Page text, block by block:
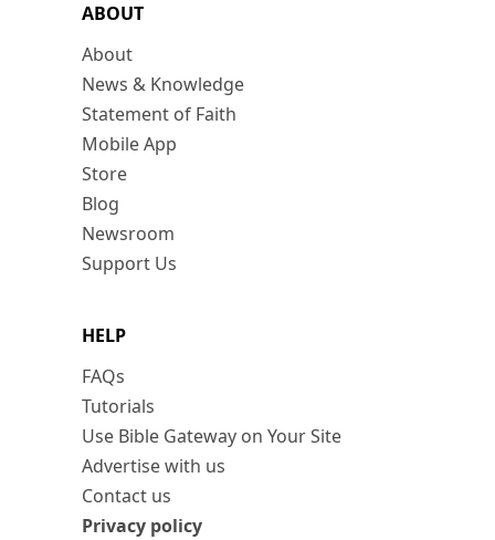
ABOUT
About
News & Knowledge
Statement of Faith
Mobile App
Store
Blog
Newsroom
Support Us
HELP
FAQs
Tutorials
Use Bible Gateway on Your Site
Advertise with us
Contact us
Privacy policy